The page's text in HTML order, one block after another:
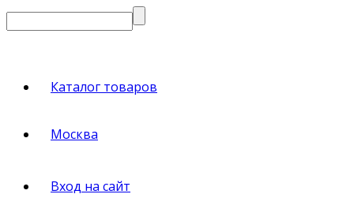
Каталог товаров
Москва
Вход на сайт